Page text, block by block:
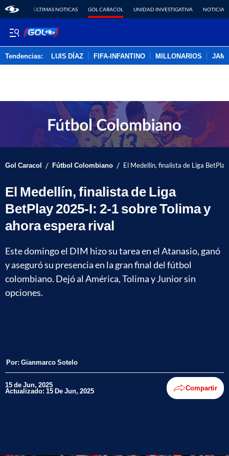
ÚLTIMAS NOTICAS GOL CARACOL UNIDAD INVESTIGATIVA NOTICIAS
Tendencias: LUIS DÍAZ FIFA-INFANTINO MILLONARIOS
Gol Caracol / Fútbol Colombiano / El Medellín, finalista de Liga
El Medellín, finalista de Liga
BetPlay 2025-I: 2-1 sobre Tolima y
ahora espera rival
Este domingo el DIM hizo su tarea en el Atanasio, ganó
y aseguró su presencia en la gran final del fútbol
colombiano. Dejó al América, Tolima y Junior sin
opciones.
Por: Gianmarco Sotelo
15 de Jun, 2025
Actualizado: 15 De Jun, 2025 Compartir